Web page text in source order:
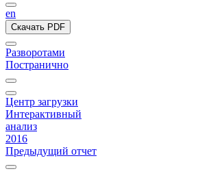
en
Скачать PDF
Разворотами
Постранично
Центр загрузки
Интерактивный
анализ
2016
Предыдущий отчет